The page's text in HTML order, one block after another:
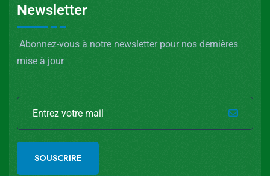
Newsletter
Abonnez-vous à notre newsletter pour nos dernières
mise à jour
SOUSCRIRE